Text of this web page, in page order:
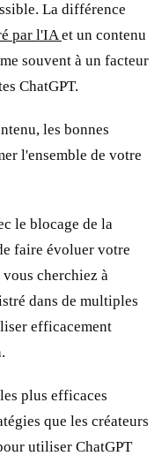
La différence
par l'IAet un contenu
souvent à un facteur
ChatGPT.
les bonnes
l'ensemble de votre
le blocage de la
faire évoluer votre
cherchiez à
dans de multiples
efficacement
plus efficaces
que les créateurs
utiliser ChatGPT